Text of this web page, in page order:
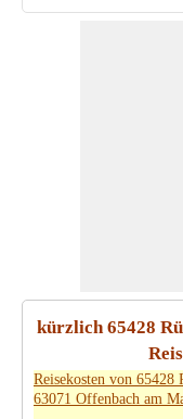
kürzlich 65428
Reisekosten von 65428
63071 Offenbach am